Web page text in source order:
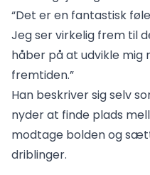
“Det er en fantastisk
Jeg ser virkelig frem til
håber på at udvikle mig
fremtiden.”
Han beskriver sig selv
nyder at finde plads
modtage bolden og
driblinger.